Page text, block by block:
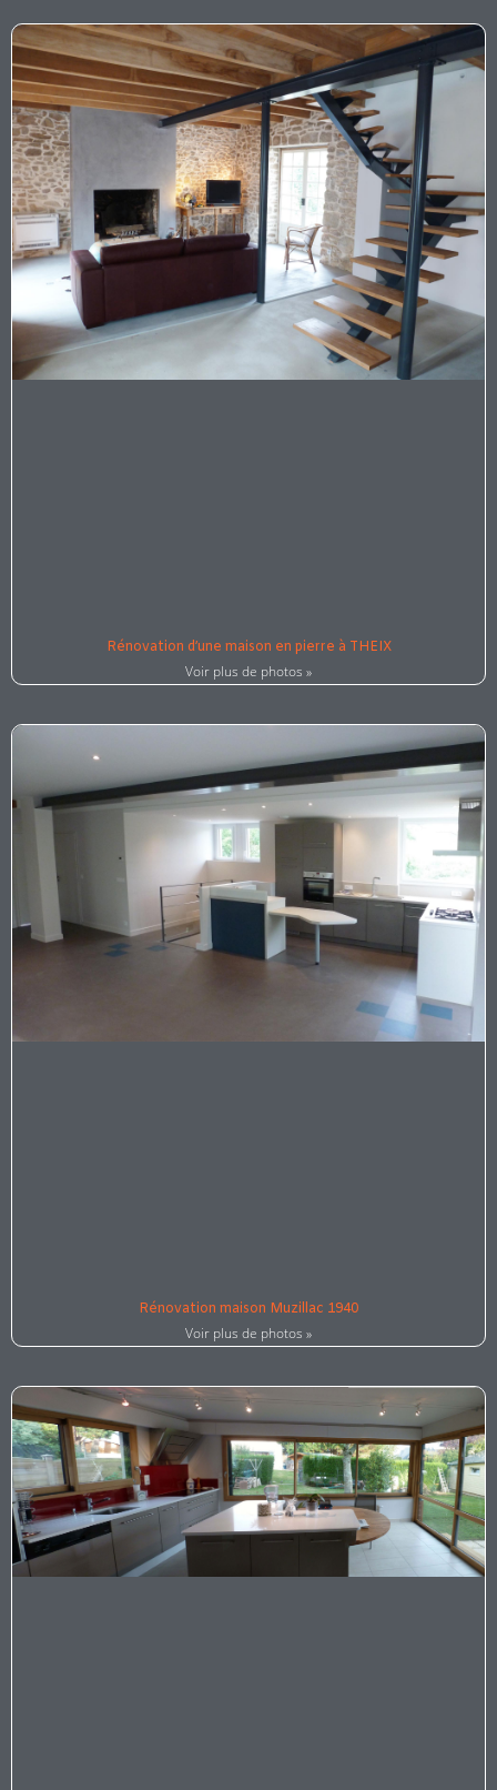
Rénovation d’une maison en pierre à THEIX
Voir plus de photos »
Rénovation maison Muzillac 1940
Voir plus de photos »